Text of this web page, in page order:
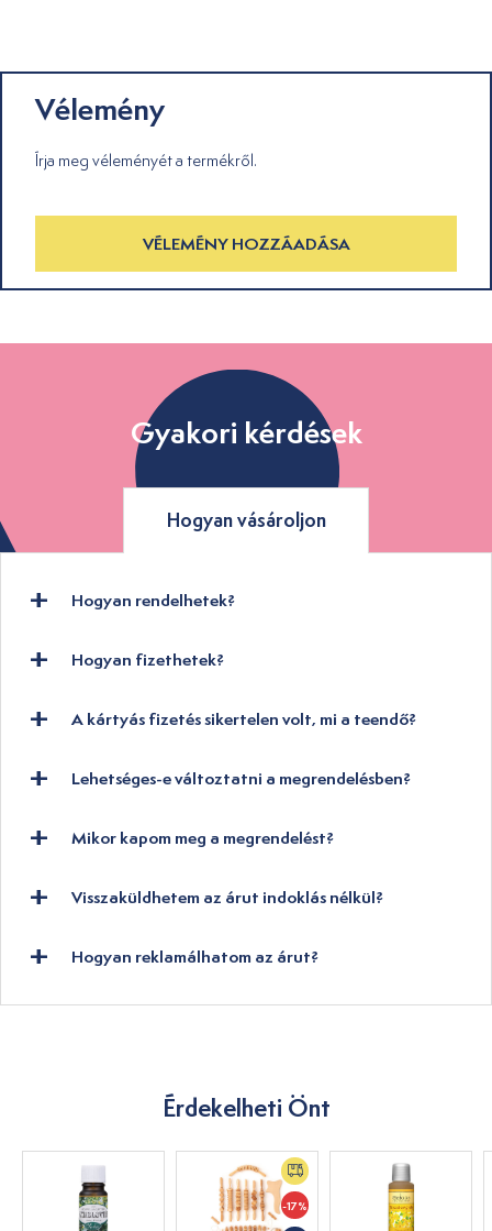
Vélemény
Írja meg véleményét a termékről.
VÉLEMÉNY HOZZÁADÁSA
Gyakori kérdések
Hogyan vásároljon
Hogyan rendelhetek?
Hogyan fizethetek?
A kártyás fizetés sikertelen volt, mi a teendő?
Lehetséges-e változtatni a megrendelésben?
Mikor kapom meg a megrendelést?
Visszaküldhetem az árut indoklás nélkül?
Hogyan reklamálhatom az árut?
Érdekelheti Önt
-17%